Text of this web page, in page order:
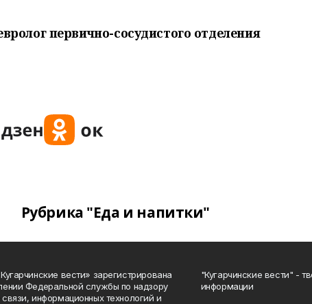
первично-сосудистого отделения
Рубрика "Еда и напитки"
вести» зарегистрирована
Федеральной службы по надзору
информационных технологий и
"Кугарчинские вести" -
информации